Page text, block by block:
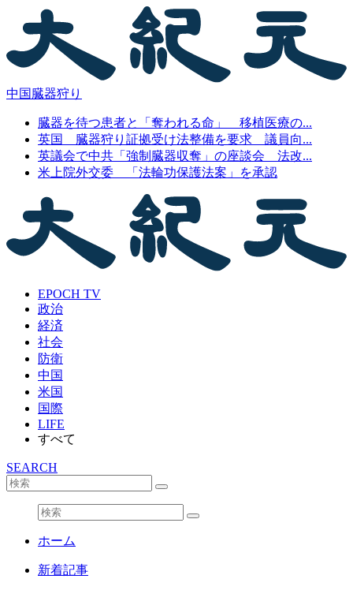
中国臓器狩り
臓器を待つ患者と「奪われる命」 移植医療の...
英国 臓器狩り証拠受け法整備を要求 議員向...
英議会で中共「強制臓器収奪」の座談会 法改...
米上院外交委 「法輪功保護法案」を承認
EPOCH TV
政治
経済
社会
防衛
中国
米国
国際
LIFE
すべて
SEARCH
ホーム
新着記事